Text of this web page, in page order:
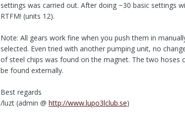
settings was carried out. After doing ~30 basic settings
RTFM! (units 12).
Note: All gears work fine when you push them in
selected. Even tried with another pumping unit, no
of steel chips was found on the magnet. The two hoses
be found externally.
Best regards
/luzt (admin @ http://www.lupo3lclub.se)